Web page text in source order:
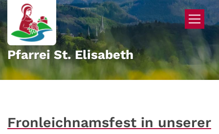
Zum Inhalt springen
Pfarrei St. Elisabeth
Fronleichnamsfest in unserer